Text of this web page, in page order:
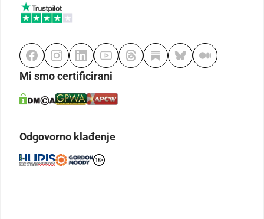
Mi smo certificirani
Odgovorno klađenje